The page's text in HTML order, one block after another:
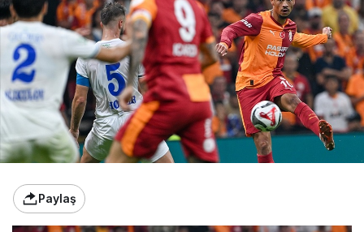
Paylaş